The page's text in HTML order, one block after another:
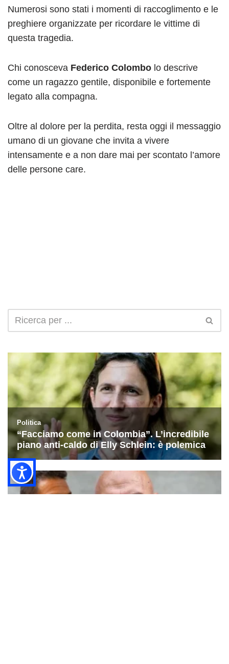
Numerosi sono stati i momenti di raccoglimento e le
preghiere organizzate per ricordare le vittime di
questa tragedia.
Chi conosceva Federico Colombo lo descrive
come un ragazzo gentile, disponibile e fortemente
legato alla compagna.
Oltre al dolore per la perdita, resta oggi il messaggio
umano di un giovane che invita a vivere
intensamente e a non dare mai per scontato l’amore
delle persone care.